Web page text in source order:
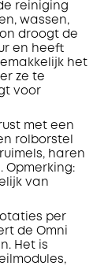
reiniging
wassen,
droogt de
en heeft
het
ze te
voor
met een
rolborstel
haren
Opmerking:
van
per
de Omni
Het is